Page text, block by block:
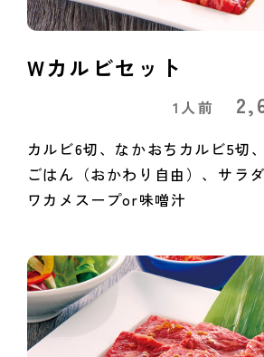
Wカルビセット
1人前
カルビ6切、なかおちカルビ5切
ごはん（おかわり自由）、サラ
ワカメスープor味噌汁